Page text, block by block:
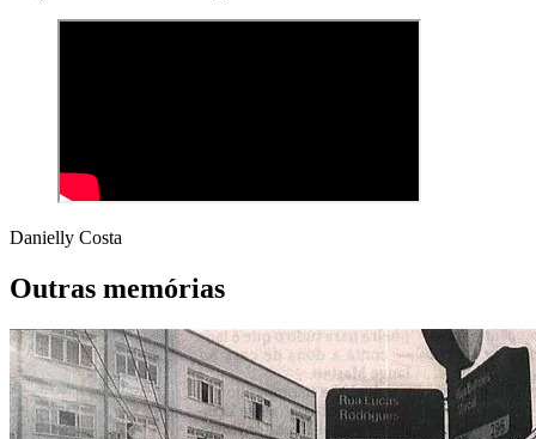
Danielly Costa
Outras memórias